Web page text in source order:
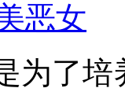
恶女
为了培